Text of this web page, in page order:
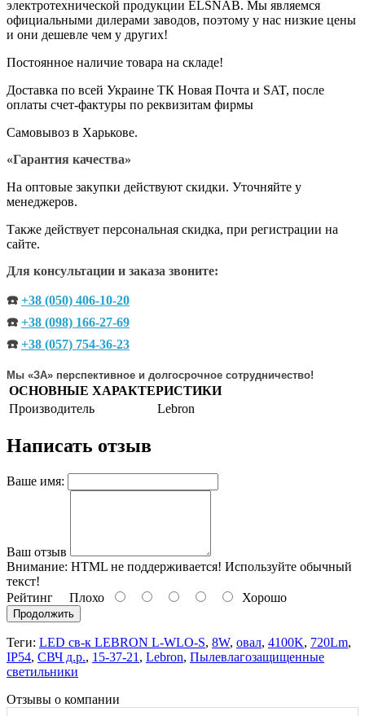
электротехнической продукции ELSNAB. Мы являемся
официальными дилерами заводов, поэтому у нас низкие цены
и они дешевле чем у других!
Постоянное наличие товара на складе!
Доставка по всей Украине ТК Новая Почта и SAT, после
оплаты счет-фактуры по реквизитам фирмы
Самовывоз в Харькове.
«Гарантия качества»
На оптовые закупки действуют скидки. Уточняйте у
менеджеров.
Также действует персональная скидка, при регистрации на
сайте.
Для консультации и заказа звоните:
☎️ +38 (050) 406-10-20
☎️ +38 (098) 166-27-69
☎️ +38 (057) 754-36-23
Мы «ЗА» перспективное и долгосрочное сотрудничество!
ОСНОВНЫЕ ХАРАКТЕРИСТИКИ
Производитель
Lebron
Написать отзыв
Ваше имя:
Ваш отзыв
Внимание: HTML не поддерживается! Используйте обычный
текст!
Рейтинг Плохо Хорошо
Продолжить
Теги: LED св-к LEBRON L-WLO-S, 8W, овал, 4100K, 720Lm,
ІР54, СВЧ д.р., 15-37-21 , Lebron, Пылевлагозащищенные
светильники
Отзывы о компании